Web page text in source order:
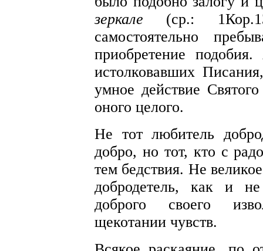
зеркале (ср.:
самостоятельно
приобретение
истолковавших
умное действие
оного целого.
Не тот любитель
добро, но тот, кто с
тем бедствия. Не
добродетель, как и
доброго своего
щекотании чувств.